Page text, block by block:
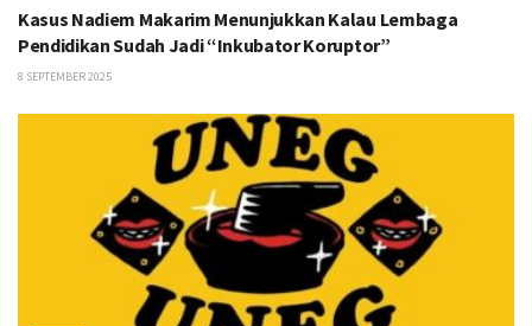
Kasus Nadiem Makarim Menunjukkan Kalau Lembaga
Pendidikan Sudah Jadi “Inkubator Koruptor”
8 SEPTEMBER 2025